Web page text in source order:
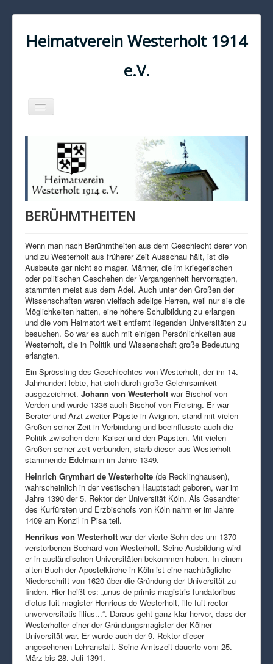
Heimatverein Westerholt 1914
e.V.
Navigation
an/aus
KONTAKT
IMPRESSUM
DATENSCHUTZ
BERÜHMTHEITEN
Wenn man nach Berühmtheiten aus dem Geschlecht derer von
und zu Westerholt aus früherer Zeit Ausschau hält, ist die
Ausbeute gar nicht so mager. Männer, die im kriegerischen
oder politischen Geschehen der Vergangenheit hervorragten,
stammten meist aus dem Adel. Auch unter den Großen der
Wissenschaften waren vielfach adelige Herren, weil nur sie die
Möglichkeiten hatten, eine höhere Schulbildung zu erlangen
und die vom Heimatort weit entfernt liegenden Universitäten zu
besuchen. So war es auch mit einigen Persönlichkeiten aus
Westerholt, die in Politik und Wissenschaft große Bedeutung
erlangten.
Ein Sprössling des Geschlechtes von Westerholt, der im 14.
Jahrhundert lebte, hat sich durch große Gelehrsamkeit
ausgezeichnet. Johann von Westerholt war Bischof von
Verden und wurde 1336 auch Bischof von Freising. Er war
Berater und Arzt zweiter Päpste in Avignon, stand mit vielen
Großen seiner Zeit in Verbindung und beeinflusste auch die
Politik zwischen dem Kaiser und den Päpsten. Mit vielen
Großen seiner zeit verbunden, starb dieser aus Westerholt
stammende Edelmann im Jahre 1349.
Heinrich Grymhart de Westerholte (de Recklinghausen),
wahrscheinlich in der vestischen Hauptstadt geboren, war im
Jahre 1390 der 5. Rektor der Universität Köln. Als Gesandter
des Kurfürsten und Erzbischofs von Köln nahm er im Jahre
1409 am Konzil in Pisa teil.
Henrikus von Westerholt war der vierte Sohn des um 1370
verstorbenen Bochard von Westerholt. Seine Ausbildung wird
er in ausländischen Universitäten bekommen haben. In einem
alten Buch der Apostelkirche in Köln ist eine nachträgliche
Niederschrift von 1620 über die Gründung der Universität zu
finden. Hier heißt es: „unus de primis magistris fundatoribus
dictus fuit magister Henricus de Westerholt, ille fuit rector
unverversitatis illius...“. Daraus geht ganz klar hervor, dass der
Westerholter einer der Gründungsmagister der Kölner
Universität war. Er wurde auch der 9. Rektor dieser
angesehenen Lehranstalt. Seine Amtszeit dauerte vom 25.
März bis 28. Juli 1391.